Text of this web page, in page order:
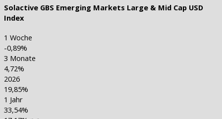
Solactive GBS Emerging Markets Large & Mid Cap USD
Index
1 Woche
-0,89%
3 Monate
4,72%
2026
19,85%
1 Jahr
33,54%